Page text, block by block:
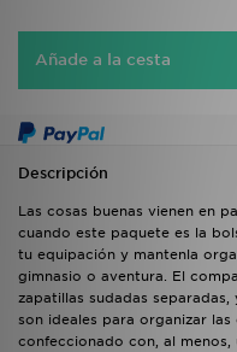
Añade a la cesta
Descripción
Las cosas buenas vienen en
cuando este paquete es la
tu equipación y mantenla
gimnasio o aventura. El
zapatillas sudadas
son ideales para organizar
confeccionado con, al